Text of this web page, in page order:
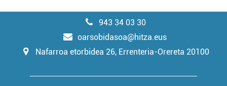
943 34 03 30
oarsobidasoa@hitza.eus
Nafarroa etorbidea 26, Errenteria-Orereta 20100